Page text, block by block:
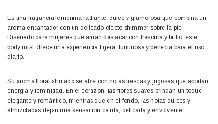
Es una fragancia femenina radiante, dulce y glamorosa que combina un
aroma encantador con un delicado efecto shimmer sobre la piel.
Diseñado para mujeres que aman destacar con frescura y brillo, este
body mist ofrece una experiencia ligera, luminosa y perfecta para el uso
diario.
Su aroma floral afrutado se abre con notas frescas y jugosas que aportan
energía y feminidad. En el corazón, las flores suaves brindan un toque
elegante y romántico, mientras que en el fondo, las notas dulces y
almizcladas dejan una sensación cálida, delicada y envolvente.